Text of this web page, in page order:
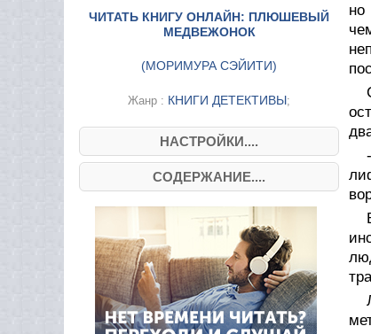
ЧИТАТЬ КНИГУ ОНЛАЙН: ПЛЮШЕВЫЙ
МЕДВЕЖОНОК
(МОРИМУРА СЭЙИТИ)
Жанр : КНИГИ ДЕТЕКТИВЫ;
НАСТРОЙКИ....
СОДЕРЖАНИЕ....
но